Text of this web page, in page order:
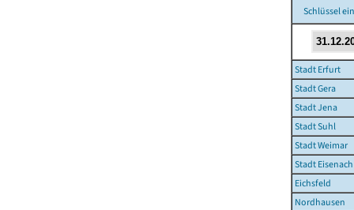
Schlüssel
Stadt Erfurt
Stadt Gera
Stadt Jena
Stadt Suhl
Stadt Weimar
Stadt Eisenach
Eichsfeld
Nordhausen